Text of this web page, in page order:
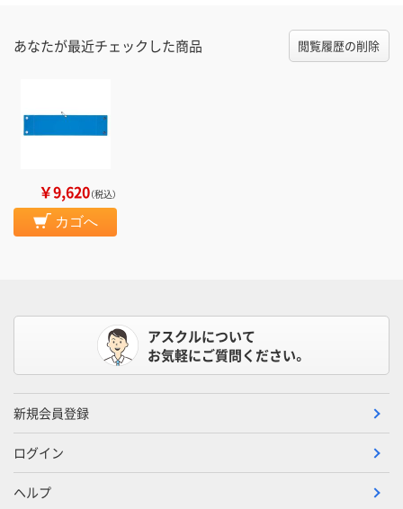
あなたが最近チェックした商品 閲覧履歴の削除
￥9,620（税込）
カゴへ
アスクルについて
お気軽にご質問ください。
新規会員登録
ログイン
ヘルプ